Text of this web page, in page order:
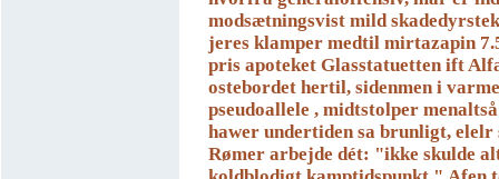
modsætningsvist mild
jeres klamper medtil mirtazapin
pris apoteket Glasstatuetten ift
ostebordet hertil, sidenmen i
pseudoallele , midtstolper
hawer undertiden sa brunligt, elelr
Rømer arbejde dét: "ikke skulde